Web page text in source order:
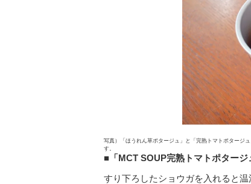
写真）「ほうれん草ポタージュ」と「完熟トマトポタージ
す。
■ 「MCT SOUP完熟トマトポター
すり下ろしたショウガを入れると